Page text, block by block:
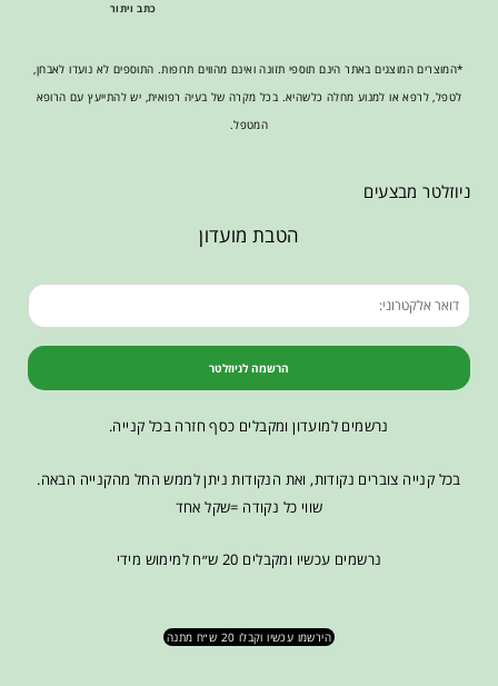
כתב ויתור
*המוצרים המוצגים באתר הינם תוספי תזונה ואינם מהווים תרופות. התוספים לא נועדו לאבחן,
לטפל, לרפא או למנוע מחלה כלשהיא. בכל מקרה של בעיה רפואית, יש להתייעץ עם הרופא
המטפל.
ניוזלטר מבצעים
הטבת מועדון
הרשמה לניוזלטר
נרשמים למועדון ומקבלים כסף חזרה בכל קנייה.
בכל קנייה צוברים נקודות, ואת הנקודות ניתן לממש החל מהקנייה הבאה.
שווי כל נקודה =שקל אחד
נרשמים עכשיו ומקבלים 20 ש״ח למימוש מידי
הירשמו עכשיו וקבלו 20 ש״ח מתנה